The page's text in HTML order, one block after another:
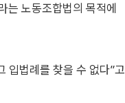
는 노동조합법의 목적에
입법례를 찾을 수 없다”고